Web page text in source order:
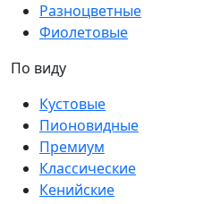
Разноцветные
Фиолетовые
По виду
Кустовые
Пионовидные
Премиум
Классические
Кенийские